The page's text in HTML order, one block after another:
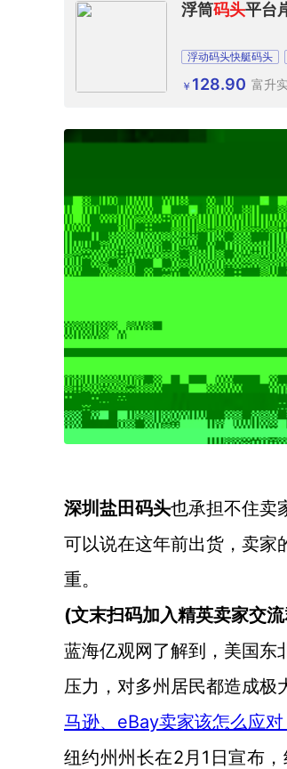
浮筒码头平台
浮动码头快艇码头
￥ 128.90 富升
深圳盐田码头也承担不住卖
可以说在这年前出货，卖家
重。
(文末扫码加入精英卖家交
蓝海亿观网了解到，美国东
压力，对多州居民都造成极
马逊、 eBay卖家该怎么应对
纽约州州长在2月1日宣布